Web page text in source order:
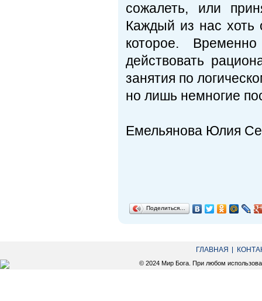
сожалеть, или
Каждый из нас хоть
которое.
действовать
занятия по
но лишь немногие
Емельянова Юлия
Поделиться…
ГЛАВНАЯ
© 2024 Мир Бога. При любом